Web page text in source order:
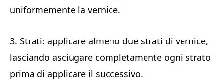
uniformemente la vernice.
3. Strati: applicare almeno due strati di vernice,
lasciando asciugare completamente ogni strato
prima di applicare il successivo.